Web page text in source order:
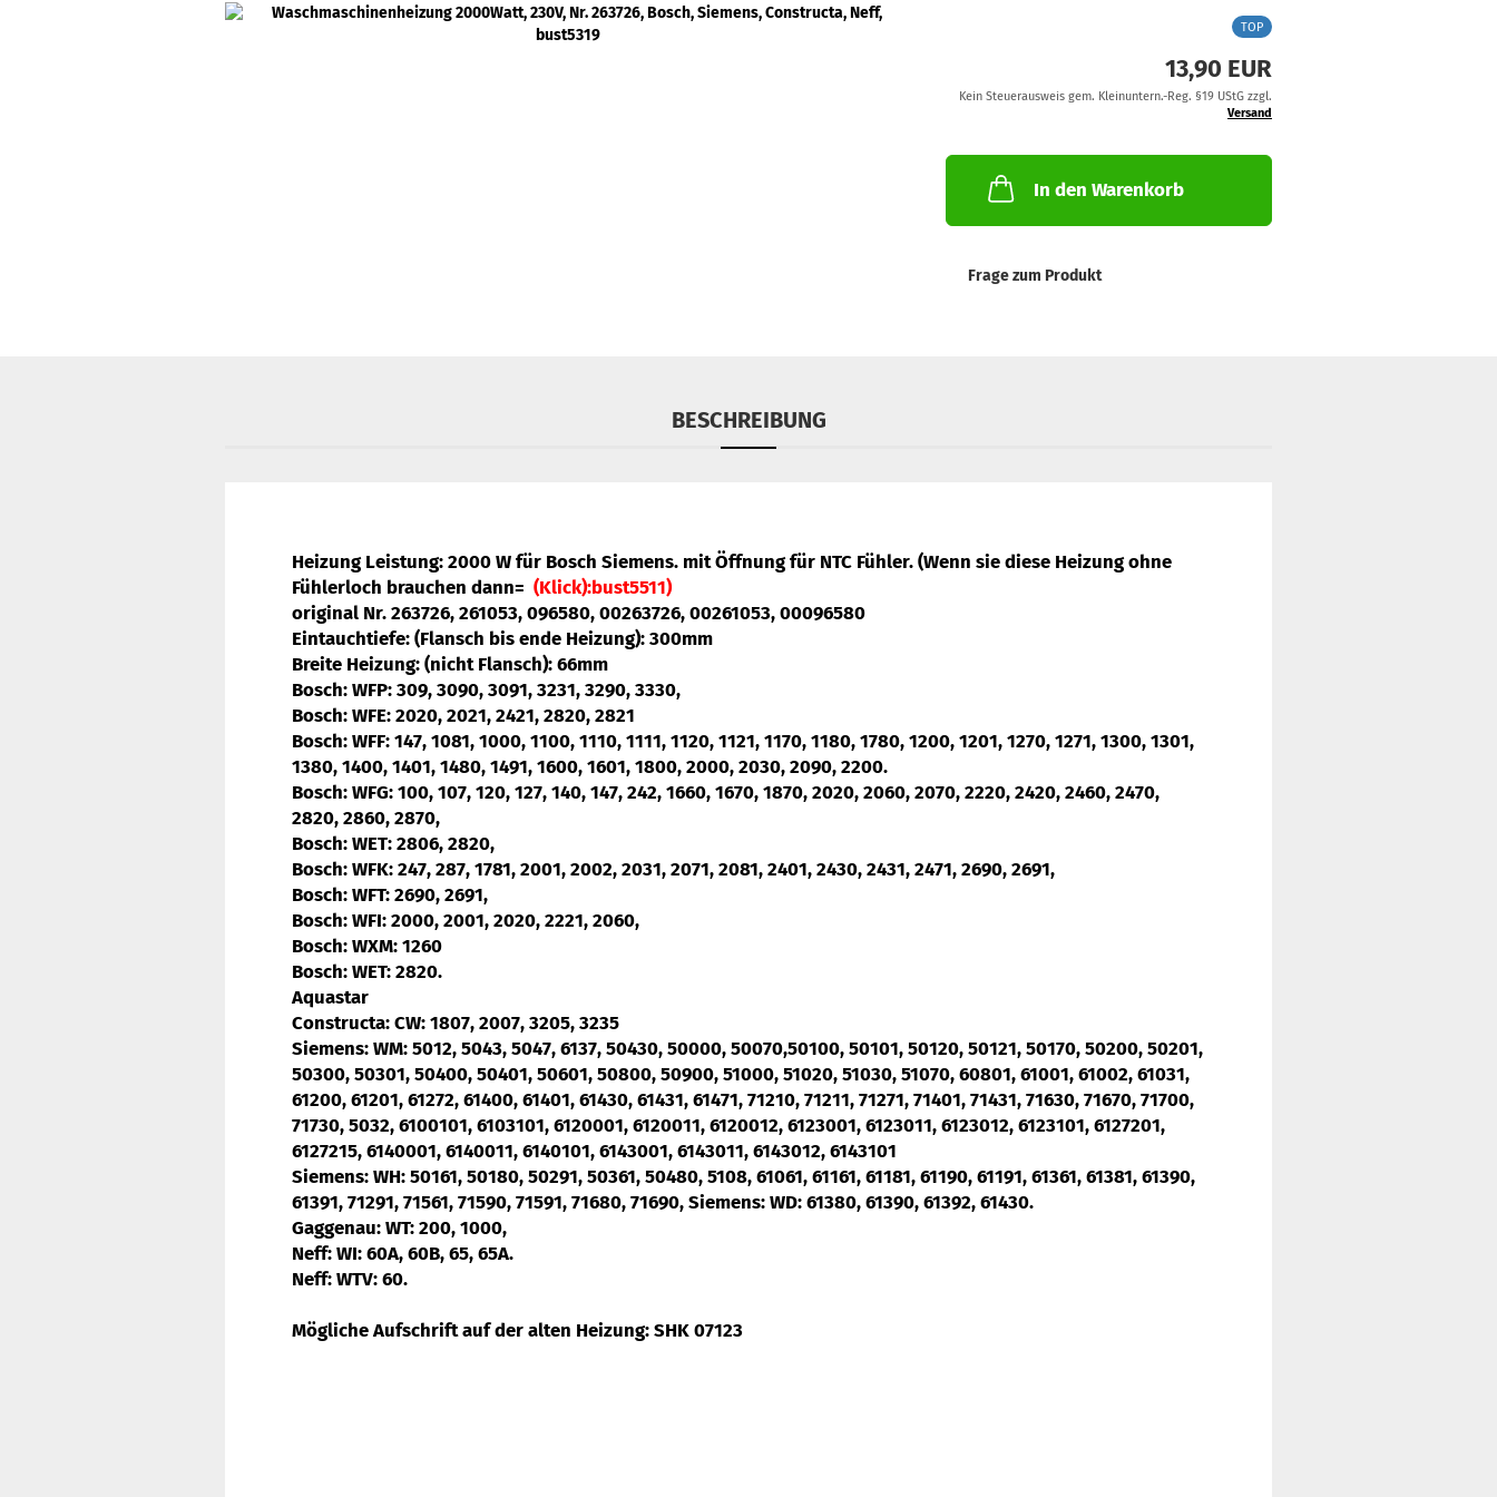
TOP
13,90 EUR
Kein Steuerausweis gem. Kleinuntern.-Reg. §19 UStG zzgl.
Versand
In den Warenkorb
Frage zum Produkt
BESCHREIBUNG
Heizung Leistung: 2000 W für Bosch Siemens. mit Öffnung für NTC Fühler. (Wenn sie diese Heizung ohne
Fühlerloch brauchen dann= (Klick):bust5511)
original Nr. 263726, 261053, 096580, 00263726, 00261053, 00096580
Eintauchtiefe: (Flansch bis ende Heizung): 300mm
Breite Heizung: (nicht Flansch): 66mm
Bosch: WFP: 309, 3090, 3091, 3231, 3290, 3330,
Bosch: WFE: 2020, 2021, 2421, 2820, 2821
Bosch: WFF: 147, 1081, 1000, 1100, 1110, 1111, 1120, 1121, 1170, 1180, 1780, 1200, 1201, 1270, 1271, 1300, 1301,
1380, 1400, 1401, 1480, 1491, 1600, 1601, 1800, 2000, 2030, 2090, 2200.
Bosch: WFG: 100, 107, 120, 127, 140, 147, 242, 1660, 1670, 1870, 2020, 2060, 2070, 2220, 2420, 2460, 2470,
2820, 2860, 2870,
Bosch: WET: 2806, 2820,
Bosch: WFK: 247, 287, 1781, 2001, 2002, 2031, 2071, 2081, 2401, 2430, 2431, 2471, 2690, 2691,
Bosch: WFT: 2690, 2691,
Bosch: WFI: 2000, 2001, 2020, 2221, 2060,
Bosch: WXM: 1260
Bosch: WET: 2820.
Aquastar
Constructa: CW: 1807, 2007, 3205, 3235
Siemens: WM: 5012, 5043, 5047, 6137, 50430, 50000, 50070,50100, 50101, 50120, 50121, 50170, 50200, 50201,
50300, 50301, 50400, 50401, 50601, 50800, 50900, 51000, 51020, 51030, 51070, 60801, 61001, 61002, 61031,
61200, 61201, 61272, 61400, 61401, 61430, 61431, 61471, 71210, 71211, 71271, 71401, 71431, 71630, 71670, 71700,
71730, 5032, 6100101, 6103101, 6120001, 6120011, 6120012, 6123001, 6123011, 6123012, 6123101, 6127201,
6127215, 6140001, 6140011, 6140101, 6143001, 6143011, 6143012, 6143101
Siemens: WH: 50161, 50180, 50291, 50361, 50480, 5108, 61061, 61161, 61181, 61190, 61191, 61361, 61381, 61390,
61391, 71291, 71561, 71590, 71591, 71680, 71690, Siemens: WD: 61380, 61390, 61392, 61430.
Gaggenau: WT: 200, 1000,
Neff: WI: 60A, 60B, 65, 65A.
Neff: WTV: 60.
Mögliche Aufschrift auf der alten Heizung: SHK 07123